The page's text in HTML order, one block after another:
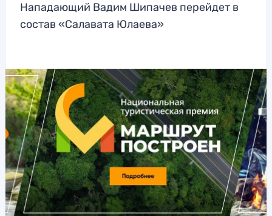
Нападающий Вадим Шипачев перейдет в
состав «Салавата Юлаева»